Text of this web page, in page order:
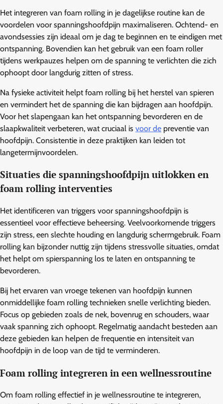
Het integreren van foam rolling in je dagelijkse routine kan de
voordelen voor spanningshoofdpijn maximaliseren. Ochtend- en
avondsessies zijn ideaal om je dag te beginnen en te eindigen met
ontspanning. Bovendien kan het gebruik van een foam roller
tijdens werkpauzes helpen om de spanning te verlichten die zich
ophoopt door langdurig zitten of stress.
Na fysieke activiteit helpt foam rolling bij het herstel van spieren
en vermindert het de spanning die kan bijdragen aan hoofdpijn.
Voor het slapengaan kan het ontspanning bevorderen en de
slaapkwaliteit verbeteren, wat cruciaal is voor de preventie van
hoofdpijn. Consistentie in deze praktijken kan leiden tot
langetermijnvoordelen.
Situaties die spanningshoofdpijn uitlokken en
foam rolling interventies
Het identificeren van triggers voor spanningshoofdpijn is
essentieel voor effectieve beheersing. Veelvoorkomende triggers
zijn stress, een slechte houding en langdurig schermgebruik. Foam
rolling kan bijzonder nuttig zijn tijdens stressvolle situaties, omdat
het helpt om spierspanning los te laten en ontspanning te
bevorderen.
Bij het ervaren van vroege tekenen van hoofdpijn kunnen
onmiddellijke foam rolling technieken snelle verlichting bieden.
Focus op gebieden zoals de nek, bovenrug en schouders, waar
vaak spanning zich ophoopt. Regelmatig aandacht besteden aan
deze gebieden kan helpen de frequentie en intensiteit van
hoofdpijn in de loop van de tijd te verminderen.
Foam rolling integreren in een wellnessroutine
Om foam rolling effectief in je wellnessroutine te integreren,